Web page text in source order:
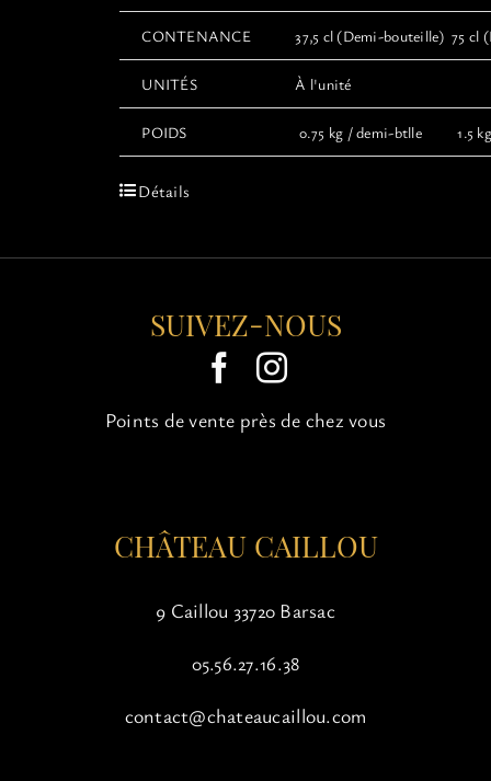
CONTENANCE 37,5 cl (Demi-bouteille) 75 cl
UNITÉS À l'unité
POIDS 0.75 kg / demi-btlle 1.5
Détails
SUIVEZ-NOUS
Points de vente près de chez vous
CHÂTEAU CAILLOU
9 Caillou 33720 Barsac
05.56.27.16.38
contact@chateaucaillou.com